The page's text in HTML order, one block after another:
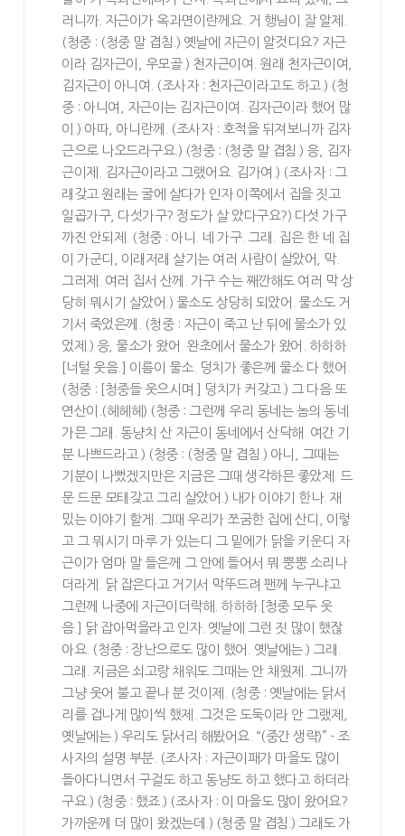
러니까. 자근이가 옥과면이란께요. 거 행님이 잘 알제.
(청중 : (청중 말 겹침.) 옛날에 자근이 알것디요? 자근
이라 김자근이, 우모골.) 천자근이여. 원래 천자근이여,
김자근이 아니여. (조사자 : 천자근이라고도 하고.) (청
중 : 아니여, 자근이는 김자근이여. 김자근이라 했어 많
이.) 아따, 아니란께. (조사자 : 호적을 뒤져보니까 김자
근으로 나오드라구요.) (청중 : (청중 말 겹침.) 응, 김자
근이제. 김자근이라고 그랬어요. 김가여.) (조사자 : 그
래갖고 원래는 굴에 살다가 인자 이쪽에서 집을 짓고
일곱가구, 다섯가구? 정도가 살 았다구요?) 다섯 가구
까진 안되제. (청중 : 아니. 네 가구. 그래. 집은 한 네 집
이 가군디, 이래저래 살기는 여러 사람이 살았어, 막.
그러제. 여러 집서 산께. 가구 수는 째깐해도 여러 막 상
당히 뭐시기 살았어.) 물소도 상당히 되았어. 물소도 거
기서 죽었은께. (청중 : 자근이 죽고 난 뒤에 물소가 있
었제.) 응, 물소가 왔어. 완초에서 물소가 왔어. 하하하
[너털 웃음.] 이름이 물소. 덩치가 좋은께 물소 다 했어.
(청중 : [청중들 웃으시며.] 덩치가 커갖고.) 그 다음 또
연산이.(헤헤헤) (청중 : 그런께 우리 동네는 놈의 동네
가믄 그래. 동냥치 산 자근이 동네에서 산닥해. 여간 기
분 나쁘드라고.) (청중 : (청중 말 겹침.) 아니, 그때는
기분이 나뻤겠지만은 지금은 그때 생각하믄 좋았제. 드
문 드문 모태갖고 그리 살았어.) 내가 이야기 한나. 재
밌는 이야기 할게. 그때 우리가 쪼굼한 집에 산디, 이렇
고 그 뭐시기 마루 가 있는디 그 밑에가 닭을 키운디 자
근이가 엄마 말 들은께 그 안에 들어서 뭐 뿡뿡 소리나
더라게. 닭 잡은다고 거기서 막뚜드려 팬께 누구냐고
그런께 나중에 자근이더락해. 하하하.[청중 모두 웃
음.] 닭 잡아먹을라고 인자. 옛날에 그런 짓 많이 했잖
아요. (청중 : 장난으로도 많이 했어. 옛날에는.) 그래.
그래. 지금은 쇠고랑 채워도 그때는 안 채웠제. 그니까
그냥 웃어 불고 끝나 분 것이제. (청중 : 옛날에는 닭서
리를 겁나게 많이씩 했제. 그것은 도둑이라 안 그랬제,
옛날에는.) 우리도 닭서리 해봤어요. “(중간 생략)” - 조
사자의 설명 부분. (조사자 : 자근이패가 마을도 많이
돌아다니면서 구걸도 하고 동냥도 하고 했다고 하더라
구요.) (청중 : 했죠.) (조사자 : 이 마을도 많이 왔어요?
가까운께 더 많이 왔겠는데.) (청중 말 겹침.) 그래도 가